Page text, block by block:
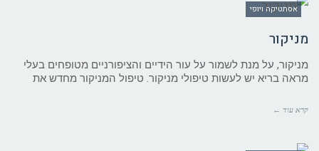
אסתטיקה ויופי
מניקור
מניקור, על מנת לשמור על עור הידיים והציפורניים מטופחים בעלי
מראה בריא יש לעשות טיפולי מניקור. טיפול המניקור מחדש את
קרא עוד ←